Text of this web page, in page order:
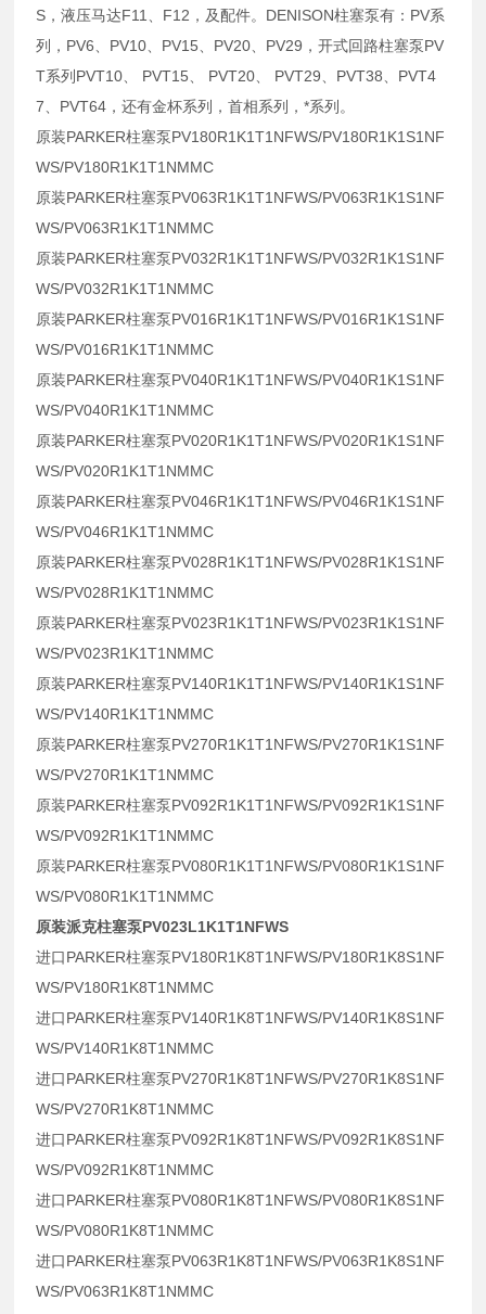
S，液压马达F11、F12，及配件。DENISON柱塞泵有：PV系
列，PV6、PV10、PV15、PV20、PV29，开式回路柱塞泵PV
T系列PVT10、 PVT15、 PVT20、 PVT29、PVT38、PVT4
7、PVT64，还有金杯系列，首相系列，*系列。
原装PARKER柱塞泵PV180R1K1T1NFWS/PV180R1K1S1NF
WS/PV180R1K1T1NMMC
原装PARKER柱塞泵PV063R1K1T1NFWS/PV063R1K1S1NF
WS/PV063R1K1T1NMMC
原装PARKER柱塞泵PV032R1K1T1NFWS/PV032R1K1S1NF
WS/PV032R1K1T1NMMC
原装PARKER柱塞泵PV016R1K1T1NFWS/PV016R1K1S1NF
WS/PV016R1K1T1NMMC
原装PARKER柱塞泵PV040R1K1T1NFWS/PV040R1K1S1NF
WS/PV040R1K1T1NMMC
原装PARKER柱塞泵PV020R1K1T1NFWS/PV020R1K1S1NF
WS/PV020R1K1T1NMMC
原装PARKER柱塞泵PV046R1K1T1NFWS/PV046R1K1S1NF
WS/PV046R1K1T1NMMC
原装PARKER柱塞泵PV028R1K1T1NFWS/PV028R1K1S1NF
WS/PV028R1K1T1NMMC
原装PARKER柱塞泵PV023R1K1T1NFWS/PV023R1K1S1NF
WS/PV023R1K1T1NMMC
原装PARKER柱塞泵PV140R1K1T1NFWS/PV140R1K1S1NF
WS/PV140R1K1T1NMMC
原装PARKER柱塞泵PV270R1K1T1NFWS/PV270R1K1S1NF
WS/PV270R1K1T1NMMC
原装PARKER柱塞泵PV092R1K1T1NFWS/PV092R1K1S1NF
WS/PV092R1K1T1NMMC
原装PARKER柱塞泵PV080R1K1T1NFWS/PV080R1K1S1NF
WS/PV080R1K1T1NMMC
原装派克柱塞泵PV023L1K1T1NFWS
进口PARKER柱塞泵PV180R1K8T1NFWS/PV180R1K8S1NF
WS/PV180R1K8T1NMMC
进口PARKER柱塞泵PV140R1K8T1NFWS/PV140R1K8S1NF
WS/PV140R1K8T1NMMC
进口PARKER柱塞泵PV270R1K8T1NFWS/PV270R1K8S1NF
WS/PV270R1K8T1NMMC
进口PARKER柱塞泵PV092R1K8T1NFWS/PV092R1K8S1NF
WS/PV092R1K8T1NMMC
进口PARKER柱塞泵PV080R1K8T1NFWS/PV080R1K8S1NF
WS/PV080R1K8T1NMMC
进口PARKER柱塞泵PV063R1K8T1NFWS/PV063R1K8S1NF
WS/PV063R1K8T1NMMC